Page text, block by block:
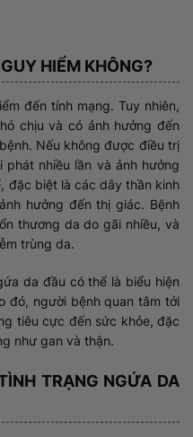
HIỂM KHÔNG?
đến tính mạng. Tuy nhiên,
chịu và có ảnh hưởng đến
Nếu không được điều trị
nhiều lần và ảnh hưởng
đặc biệt là các dây thần kinh
hưởng đến thị giác. Bệnh
thương da do gãi nhiều, và
trùng da.
da đầu có thể là biểu hiện
đó, người bệnh quan tâm tới
tiêu cực đến sức khỏe, đặc
như gan và thận.
TRẠNG NGỨA DA